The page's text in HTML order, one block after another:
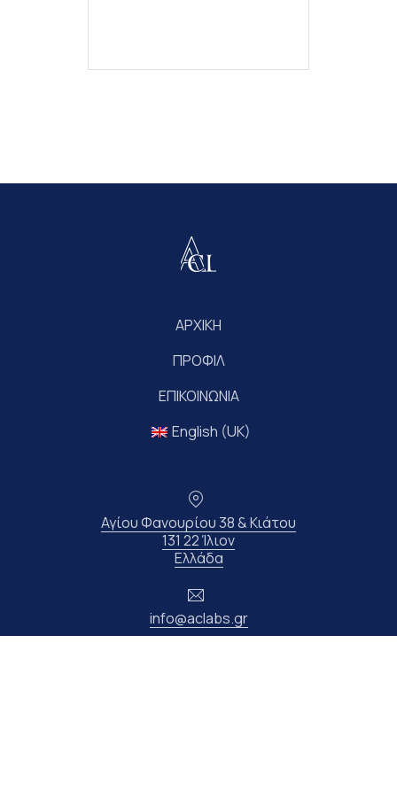
ΑΡΧΙΚΗ
ΠΡΟΦΙΛ
ΕΠΙΚΟΙΝΩΝΙΑ
English (UK)
Αγίου Φανουρίου 38 & Κιάτου
131 22 Ίλιον
ΕλλάδαΝέο παράθυρο
info@aclabs.gr